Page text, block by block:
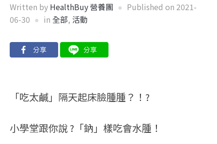
Written by HealthBuy 營養團 Published on 2021-
06-30
in 全部, 活動
「吃太鹹」隔天起床臉腫腫？！?
小學堂跟你說 ?「鈉」樣吃會水腫！